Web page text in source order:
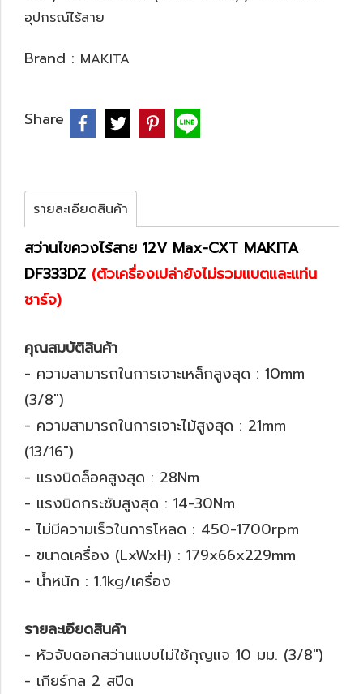
อุปกรณ์ไร้สาย
Brand : MAKITA
Share
รายละเอียดสินค้า
สว่านไขควงไร้สาย 12V Max-CXT MAKITA
DF333DZ (ตัวเครื่องเปล่ายังไม่รวมแบตและแท่น
ชาร์จ)
คุณสมบัติสินค้า
- ความสามารถในการเจาะเหล็กสูงสุด : 10mm
(3/8")
- ความสามารถในการเจาะไม้สูงสุด : 21mm
(13/16")
- แรงบิดล็อคสูงสุด : 28Nm
- แรงบิดกระชับสูงสุด : 14-30Nm
- ไม่มีความเร็วในการโหลด : 450-1700rpm
- ขนาดเครื่อง (LxWxH) : 179x66x229mm
- น้ำหนัก : 1.1kg/เครื่อง
รายละเอียดสินค้า
- หัวจับดอกสว่านแบบไม่ใช้กุญแจ 10 มม. (3/8")
- เกียร์กล 2 สปีด